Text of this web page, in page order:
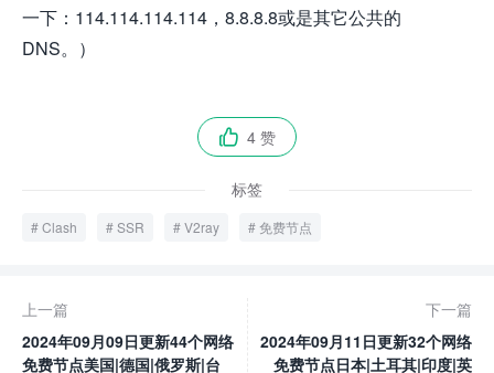
一下：114.114.114.114，8.8.8.8或是其它公共的
DNS。）
 4 赞
标签
Clash SSR V2ray 免费节点
上一篇
2024年09月09日更新44个网络
免费节点美国|德国|俄罗斯|台
下一篇
2024年09月11日更新32个网络
免费节点日本|土耳其|印度|英